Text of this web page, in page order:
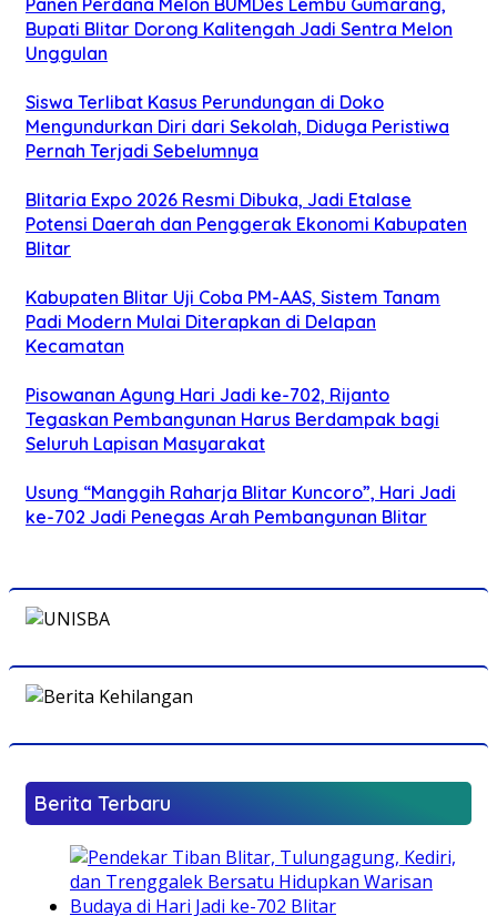
Bupati Blitar Dorong Kalitengah Jadi Sentra Melon
Unggulan
Siswa Terlibat Kasus Perundungan di Doko
Mengundurkan Diri dari Sekolah, Diduga Peristiwa
Pernah Terjadi Sebelumnya
Blitaria Expo 2026 Resmi Dibuka, Jadi Etalase
Potensi Daerah dan Penggerak Ekonomi Kabupaten
Blitar
Kabupaten Blitar Uji Coba PM-AAS, Sistem Tanam
Padi Modern Mulai Diterapkan di Delapan
Kecamatan
Pisowanan Agung Hari Jadi ke-702, Rijanto
Tegaskan Pembangunan Harus Berdampak bagi
Seluruh Lapisan Masyarakat
Usung “Manggih Raharja Blitar Kuncoro”, Hari Jadi
ke-702 Jadi Penegas Arah Pembangunan Blitar
Berita Terbaru